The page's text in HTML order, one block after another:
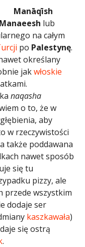
Manāqīsh
Manaeesh lub
na całym
po Palestynę.
określany
jakwłoskie
naqasha
o to, że w
aby
w rzeczywistości
także poddawana
nawet sposób
się tu
pizzy, ale
przede wszystkim
dodaje ser
kaszkawała)
się ostrą
.